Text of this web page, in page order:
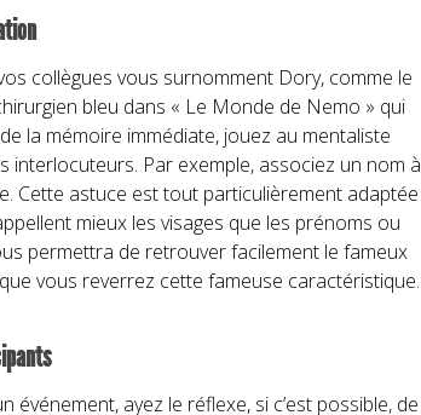
collègues vous surnomment Dory, comme le
bleu dans « Le Monde de Nemo » qui
la mémoire immédiate, jouez au mentaliste
interlocuteurs. Par exemple, associez un nom à
Cette astuce est tout particulièrement adaptée
mieux les visages que les prénoms ou
permettra de retrouver facilement le fameux
vous reverrez cette fameuse caractéristique.
événement, ayez le réflexe, si c’est possible, de